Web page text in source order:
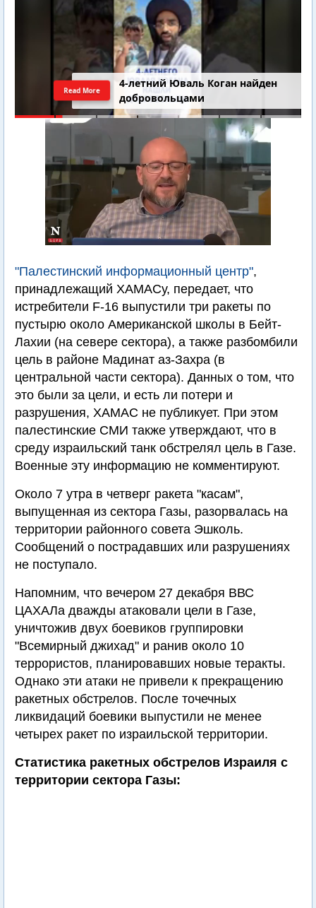
4-летний Юваль Коган найден
добровольцами
Read More
"Палестинский информационный центр",
принадлежащий ХАМАСу, передает, что
истребители F-16 выпустили три ракеты по
пустырю около Американской школы в Бейт-
Лахии (на севере сектора), а также разбомбили
цель в районе Мадинат аз-Захра (в
центральной части сектора). Данных о том, что
это были за цели, и есть ли потери и
разрушения, ХАМАС не публикует. При этом
палестинские СМИ также утверждают, что в
среду израильский танк обстрелял цель в Газе.
Военные эту информацию не комментируют.
Около 7 утра в четверг ракета "касам",
выпущенная из сектора Газы, разорвалась на
территории районного совета Эшколь.
Сообщений о пострадавших или разрушениях
не поступало.
Напомним, что вечером 27 декабря ВВС
ЦАХАЛа дважды атаковали цели в Газе,
уничтожив двух боевиков группировки
"Всемирный джихад" и ранив около 10
террористов, планировавших новые теракты.
Однако эти атаки не привели к прекращению
ракетных обстрелов. После точечных
ликвидаций боевики выпустили не менее
четырех ракет по израильской территории.
Статистика ракетных обстрелов Израиля с
территории сектора Газы: